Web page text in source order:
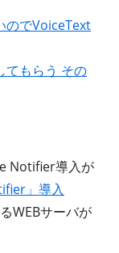
のでVoiceText
てもらう その
Notifier導入が
」導入
WEBサーバが